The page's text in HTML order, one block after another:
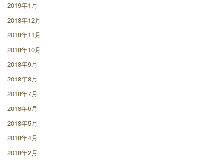
2019年1月
2018年12月
2018年11月
2018年10月
2018年9月
2018年8月
2018年7月
2018年6月
2018年5月
2018年4月
2018年2月